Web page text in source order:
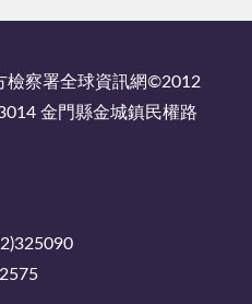
檢察署全球資訊網©2012
金門縣金城鎮民權路